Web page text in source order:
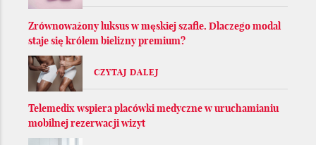
Zrównoważony luksus w męskiej szafie. Dlaczego modal
staje się królem bielizny premium?
CZYTAJ DALEJ
Telemedix wspiera placówki medyczne w uruchamianiu
mobilnej rezerwacji wizyt